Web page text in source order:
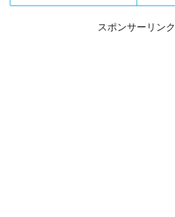
スポンサーリンク